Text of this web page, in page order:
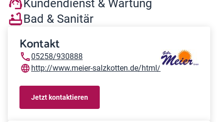
Kundendienst & Wartung
Bad & Sanitär
Kontakt
05258/930888
http://www.meier-salzkotten.de/html/
Jetzt kontaktieren